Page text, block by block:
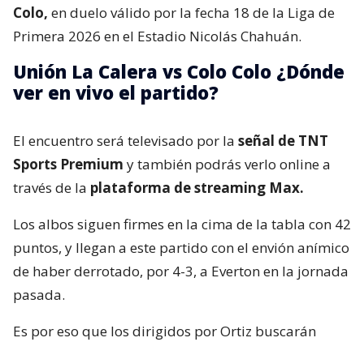
Colo, en duelo válido por la fecha 18 de la Liga de
Primera 2026 en el Estadio Nicolás Chahuán.
Unión La Calera vs Colo Colo ¿Dónde
ver en vivo el partido?
El encuentro será televisado por la señal de TNT
Sports Premium y también podrás verlo online a
través de la plataforma de streaming Max.
Los albos siguen firmes en la cima de la tabla con 42
puntos, y llegan a este partido con el envión anímico
de haber derrotado, por 4-3, a Everton en la jornada
pasada.
Es por eso que los dirigidos por Ortiz buscarán